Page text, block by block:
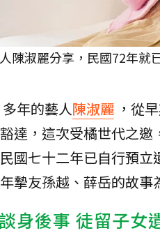
陳淑麗分享，民國72年就
多年的藝人陳淑麗 ，從
達，這次受橘世代之
國七十二年已自行預
摯友孫越、薛岳的故事
身後事 徒留子女